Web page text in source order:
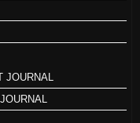
JOURNAL